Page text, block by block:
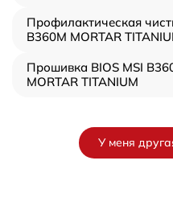
Профилактическая
B360M MORTAR
Прошивка BIOS MSI
MORTAR TITANIUM
У меня